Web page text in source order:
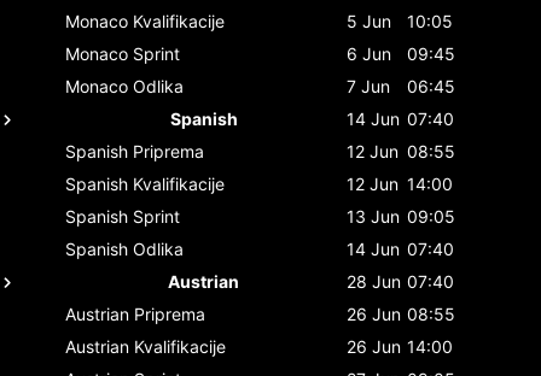
Monaco Kvalifikacije 5 Jun
10:05
Monaco Sprint 6 Jun
09:45
Monaco Odlika 7 Jun
06:45
Spanish
14 Jun 07:40
Spanish Priprema 12 Jun 08:55
Spanish Kvalifikacije 12 Jun 14:00
Spanish Sprint 13 Jun 09:05
Spanish Odlika 14 Jun 07:40
Austrian
28 Jun 07:40
Austrian Priprema 26 Jun 08:55
Austrian Kvalifikacije 26 Jun 14:00